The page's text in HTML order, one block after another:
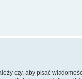
czy, aby pisać